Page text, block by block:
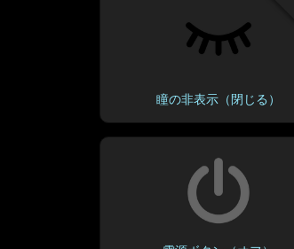
瞳の非表示（閉じる）